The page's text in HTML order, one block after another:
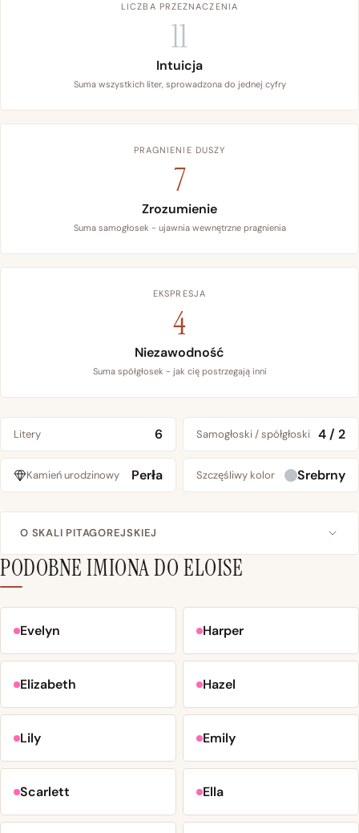
LICZBA PRZEZNACZENIA
11
Intuicja
Suma wszystkich liter, sprowadzona do jednej cyfry
PRAGNIENIE DUSZY
7
Zrozumienie
Suma samogłosek - ujawnia wewnętrzne pragnienia
EKSPRESJA
4
Niezawodność
Suma spółgłosek - jak cię postrzegają inni
Litery 6 Samogłoski / spółgłoski 4 / 2
Kamień urodzinowy Perła Szczęśliwy kolor Srebrny
O SKALI PITAGOREJSKIEJ
PODOBNE IMIONA DO ELOISE
Evelyn Harper
Elizabeth Hazel
Lily Emily
Scarlett Ella